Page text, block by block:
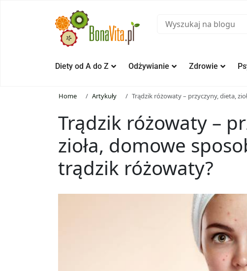
Diety od A do Z Odżywianie Zdrowie
Home Artykuły Trądzik różowaty – przyczyny, dieta,
Trądzik różowaty –
zioła, domowe
trądzik różowaty?